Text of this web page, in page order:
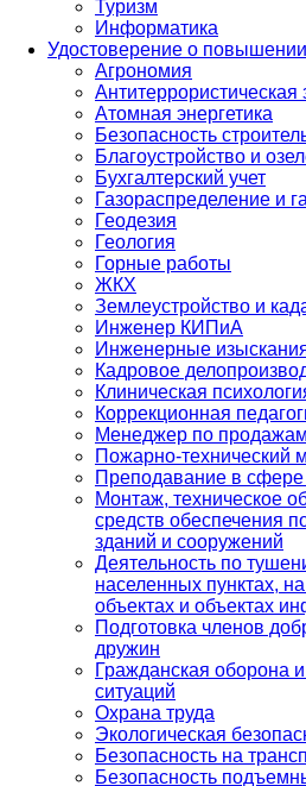
Туризм
Информатика
Удостоверение о
Агрономия
Атомная энергетика
Безопасность
Благоустройство и
Бухгалтерский учет
Газораспределение и
Геодезия
Геология
Горные работы
ЖКХ
Землеустройство и
Инженер КИПиА
Инженерные
Кадровое
Клиническая
Коррекционная
Менеджер по продажам
Пожарно-технический
Преподавание в сфере
Монтаж, техническое
средств обеспечения
зданий и сооружений
Деятельность по
населенных пунктах,
объектах и объектах
Подготовка членов
дружин
Гражданская оборона
ситуаций
Охрана труда
Экологическая
Безопасность на
Безопасность